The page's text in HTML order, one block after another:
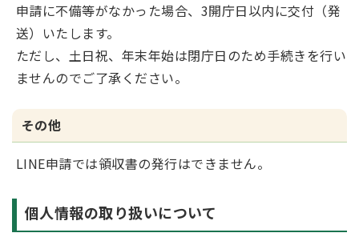
申請に不備等がなかった場合、3開庁日以内に交付（発
送）いたします。
ただし、土日祝、年末年始は閉庁日のため手続きを行い
ませんのでご了承ください。
その他
LINE申請では領収書の発行はできません。
個人情報の取り扱いについて